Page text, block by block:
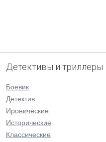
Детективы и триллеры
Боевик
Детектив
Иронические
Исторические
Классические